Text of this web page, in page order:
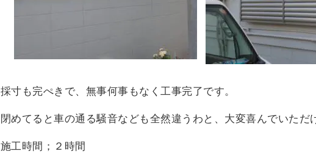
採寸も完ぺきで、無事何事もなく工事完了です。
閉めてると車の通る騒音なども全然違うわと、大変喜んでいただ
施工時間；２時間